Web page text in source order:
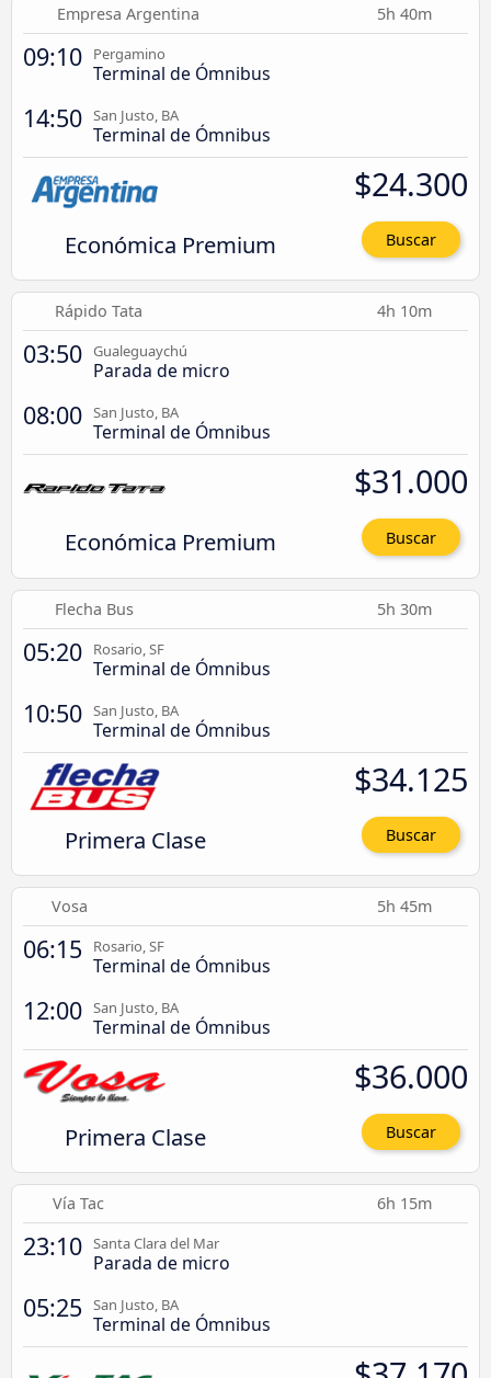
Empresa Argentina 5h 40m
09:10 Pergamino
Terminal de Ómnibus
14:50 San Justo, BA
Terminal de Ómnibus
Económica Premium
$24.300
Buscar
Rápido Tata 4h 10m
03:50 Gualeguaychú
Parada de micro
08:00 San Justo, BA
Terminal de Ómnibus
Económica Premium
$31.000
Buscar
Flecha Bus 5h 30m
05:20 Rosario, SF
Terminal de Ómnibus
10:50 San Justo, BA
Terminal de Ómnibus
Primera Clase
$34.125
Buscar
Vosa 5h 45m
06:15 Rosario, SF
Terminal de Ómnibus
12:00 San Justo, BA
Terminal de Ómnibus
Primera Clase
$36.000
Buscar
Vía Tac 6h 15m
23:10 Santa Clara del Mar
Parada de micro
05:25 San Justo, BA
Terminal de Ómnibus